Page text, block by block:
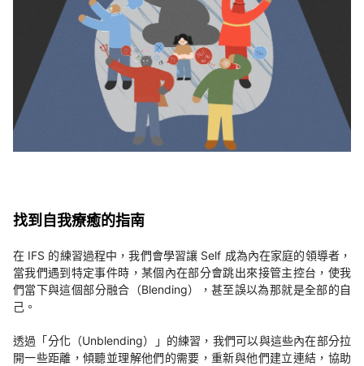
找到自我療癒的指南
在 IFS 的練習過程中，我們會學習讓 Self 成為內在家庭的領導者，
當我們遇到特定事件時，某個內在部分會跳出來接管主控台，使我
們當下與這個部分融合（Blending），甚至誤以為那就是全部的自
己。
透過「分化（Unblending）」的練習，我們可以與這些內在部分拉
開一些距離，傾聽並理解他們的需要，重新與他們建立連結，協助